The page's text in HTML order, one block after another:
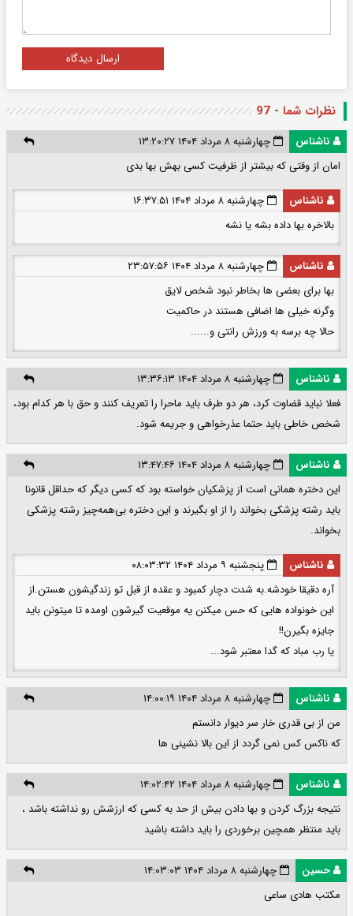
ارسال دیدگاه
نظرات شما - 97
ناشناس
چهارشنبه ۸ مرداد ۱۴۰۴ ۱۳:۲۰:۲۷
امان از وقتی که بیشتر از ظرفیت کسی بهش بها بدی
ناشناس
چهارشنبه ۸ مرداد ۱۴۰۴ ۱۶:۳۷:۵۱
بالاخره بها داده بشه یا نشه
ناشناس
چهارشنبه ۸ مرداد ۱۴۰۴ ۲۳:۵۷:۵۶
بها برای بعضی ها بخاطر نبود شخص لایق
وگرنه خیلی ها اضافی هستند در حاکمیت
حالا چه برسه به ورزش رانتی و......
ناشناس
چهارشنبه ۸ مرداد ۱۴۰۴ ۱۳:۳۶:۱۳
فعلا نباید قضاوت کرد، هر دو طرف باید ماحرا را تعریف کنند و حق با هر کدام بود،
شخص خاطی باید حتما عذرخواهی و جریمه شود.
ناشناس
چهارشنبه ۸ مرداد ۱۴۰۴ ۱۳:۴۷:۴۶
این دختره همانی است از پزشکیان خواسته بود که کسی دیگر که حداقل قانونا
باید رشته پزشکی بخواند را از او بگیرند و این دختره بی‌همه‌چیز رشته پزشکی
بخواند.
ناشناس
پنجشنبه ۹ مرداد ۱۴۰۴ ۰۸:۰۳:۳۲
آره دقیقا خودشه.به شدت دچار کمبود و عقده از قبل تو زندگیشون هستن.از
این خونواده هایی که حس میکنن یه موقعیت گیرشون اومده تا میتونن باید
جایزه بگیرن!!
یا رب مباد که گدا معتبر شود...
ناشناس
چهارشنبه ۸ مرداد ۱۴۰۴ ۱۴:۰۰:۱۹
من از بی قدری خار سر دیوار دانستم
که ناکس کس نمی گردد از این بالا نشینی ها
ناشناس
چهارشنبه ۸ مرداد ۱۴۰۴ ۱۴:۰۲:۴۲
نتیجه بزرگ کردن و بها دادن بیش از حد به کسی که ارزشش رو نداشته باشد ،
باید منتظر همچین برخوردی را باید داشته باشید
حسین
چهارشنبه ۸ مرداد ۱۴۰۴ ۱۴:۰۳:۰۳
مکتب هادی ساعی